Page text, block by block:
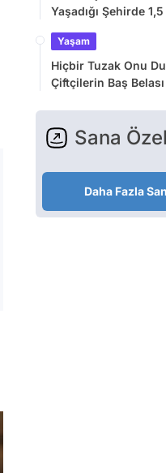
Yaşadığı Şehirde
Yaşam
Hiçbir Tuzak Onu
Çiftçilerin Baş
Sana
Daha Fazla